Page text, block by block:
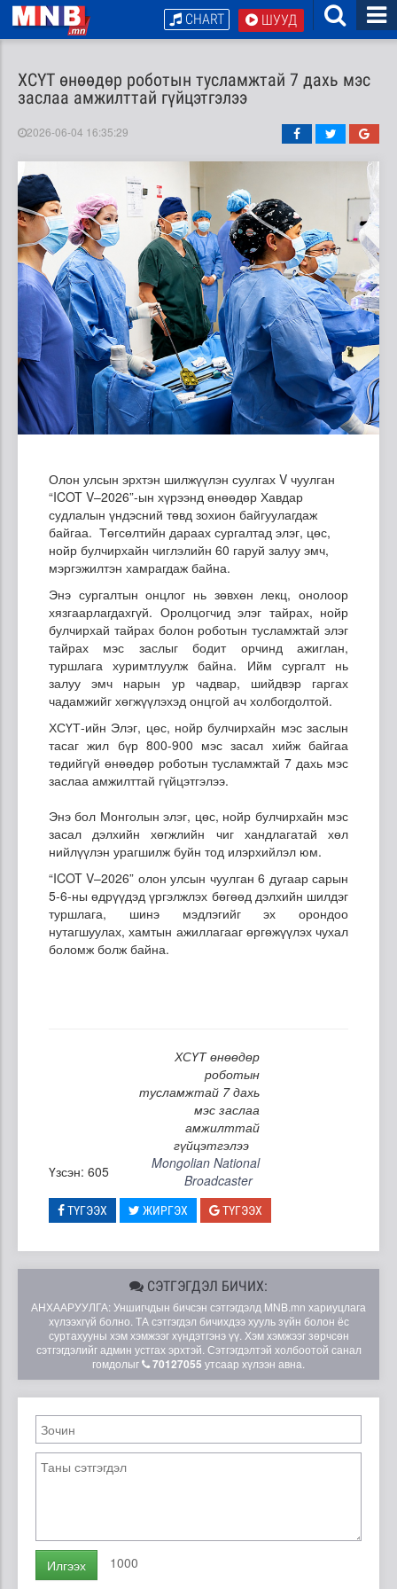
ШУУД
CHART
ХСҮТ өнөөдөр роботын тусламжтай 7 дахь мэс
заслаа амжилттай гүйцэтгэлээ
2026-06-04 16:35:29
Олон улсын эрхтэн шилжүүлэн суулгах V чуулган
“ICOT V–2026”-ын хүрээнд өнөөдөр Хавдар
судлалын үндэсний төвд зохион байгуулагдаж
байгаа. Төгсөлтийн дараах сургалтад элэг, цөс,
нойр булчирхайн чиглэлийн 60 гаруй залуу эмч,
мэргэжилтэн хамрагдаж байна.
Энэ сургалтын онцлог нь зөвхөн лекц, онолоор
хязгаарлагдахгүй. Оролцогчид элэг тайрах, нойр
булчирхай тайрах болон роботын тусламжтай элэг
тайрах мэс заслыг бодит орчинд ажиглан,
туршлага хуримтлуулж байна. Ийм сургалт нь
залуу эмч нарын ур чадвар, шийдвэр гаргах
чадамжийг хөгжүүлэхэд онцгой ач холбогдолтой.
ХСҮТ-ийн Элэг, цөс, нойр булчирхайн мэс заслын
тасаг жил бүр 800-900 мэс засал хийж байгаа
төдийгүй өнөөдөр роботын тусламжтай 7 дахь мэс
заслаа амжилттай гүйцэтгэлээ.
Энэ бол Монголын элэг, цөс, нойр булчирхайн мэс
засал дэлхийн хөгжлийн чиг хандлагатай хөл
нийлүүлэн урагшилж буйн тод илэрхийлэл юм.
“ICOT V–2026” олон улсын чуулган 6 дугаар сарын
5-6-ны өдрүүдэд үргэлжлэх бөгөөд дэлхийн шилдэг
туршлага, шинэ мэдлэгийг эх орондоо
нутагшуулах, хамтын ажиллагааг өргөжүүлэх чухал
боломж болж байна.
ХСҮТ өнөөдөр
роботын
тусламжтай 7 дахь
мэс заслаа
амжилттай
гүйцэтгэлээ
Үзсэн: 605
Mongolian National
Broadcaster
ТҮГЭЭХ ЖИРГЭХ ТҮГЭЭХ
СЭТГЭГДЭЛ БИЧИХ:
АНХААРУУЛГА: Уншигчдын бичсэн сэтгэгдэлд MNB.mn хариуцлага
хүлээхгүй болно. ТА сэтгэгдэл бичихдээ хууль зүйн болон ёс
суртахууны хэм хэмжээг хүндэтгэнэ үү. Хэм хэмжээг зөрчсөн
сэтгэгдэлийг админ устгах эрхтэй. Сэтгэгдэлтэй холбоотой санал
гомдолыг
70127055 утсаар хүлээн авна.
Илгээх 1000